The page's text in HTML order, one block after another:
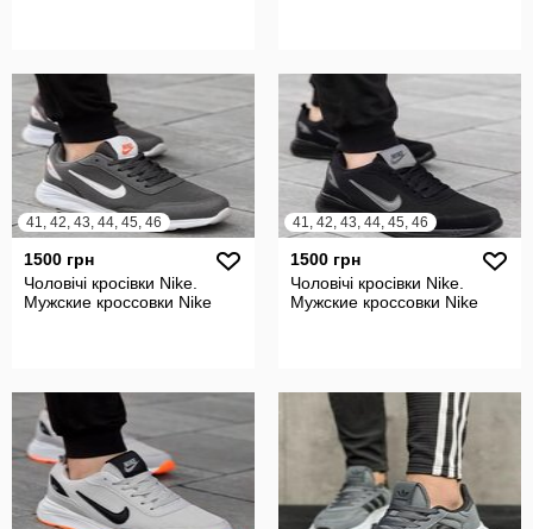
41, 42, 43, 44, 45, 46
1500 грн
Чоловічі кросівки Nike.
Мужские кроссовки Nike
41, 42, 43, 44, 45, 46
1500 грн
Чоловічі кросівки Nike.
Мужские кроссовки Nike